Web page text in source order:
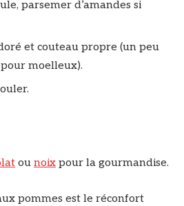
parsemer d’amandes si
et couteau propre (un peu
moelleux).
ou noix pour la gourmandise.
pommes est le réconfort